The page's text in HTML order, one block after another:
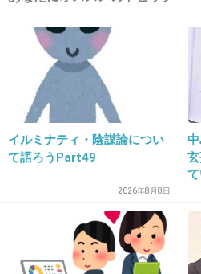
出典：www.sponichi.co.jp
寝たきりになったら大変
悪くなりそうだなとか。
イルミナティ・陰謀論につい
て語ろうPart49
2026年8月8日